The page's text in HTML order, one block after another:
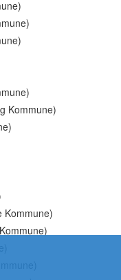
Kommune)
Kommune)